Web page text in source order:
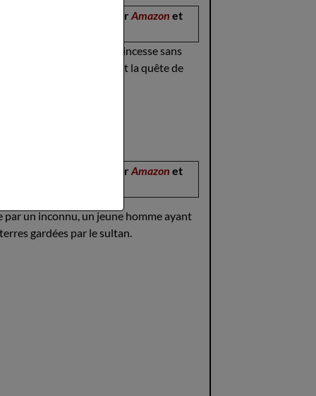
disponible sur Amazon et
et émotionnels.La Princesse sans
(Viande à viol) qui suit la quête de
disponible sur Amazon et
par un inconnu, un jeune homme ayant
gardées par le sultan.